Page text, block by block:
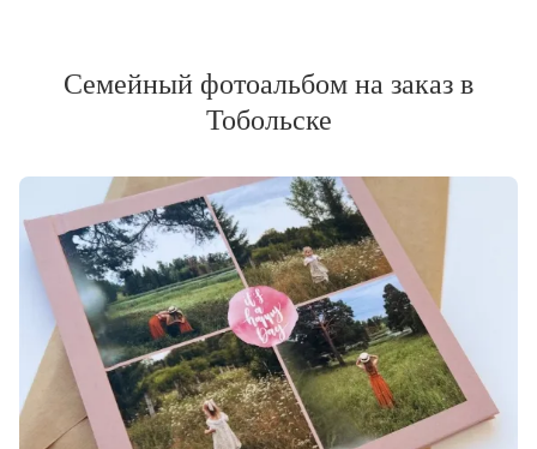
Семейный фотоальбом на заказ в
Тобольске